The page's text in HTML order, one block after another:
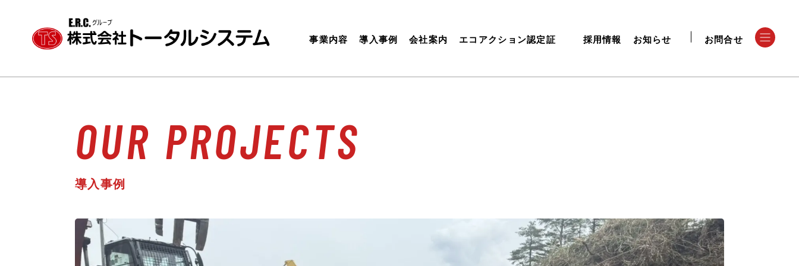
事業内容 導入事例 会社案内 エコアクション認定証 採用情報 お知らせ お問合せ
OUR PROJECTS
導入事例